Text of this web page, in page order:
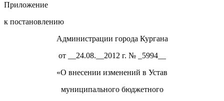
Приложение
к постановлению
Администрации города Кургана
от __24.08.__2012 г. № _5994__
«О внесении изменений в Устав
муниципального бюджетного